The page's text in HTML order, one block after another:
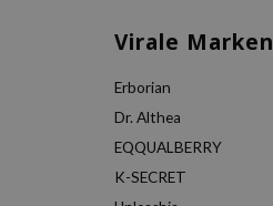
Virale Marken
Erborian
Dr. Althea
EQQUALBERRY
K-SECRET